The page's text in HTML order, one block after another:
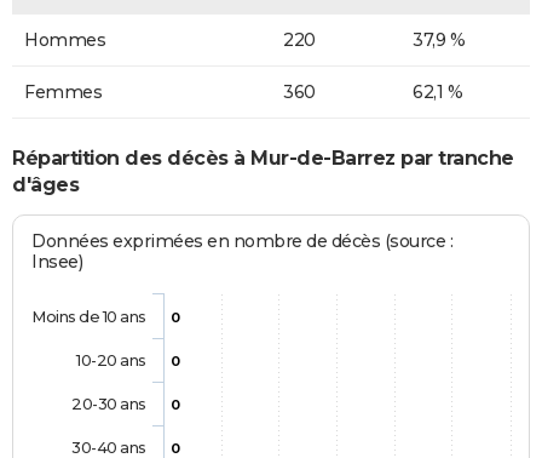
Hommes 220 37,9 %
Femmes 360 62,1 %
Répartition des décès à Mur-de-Barrez par tranche
d'âges
Données exprimées en nombre de décès (source :
Insee)
0
0
0
0
Moins de 10 ans
10-20 ans
20-30 ans
30-40 ans